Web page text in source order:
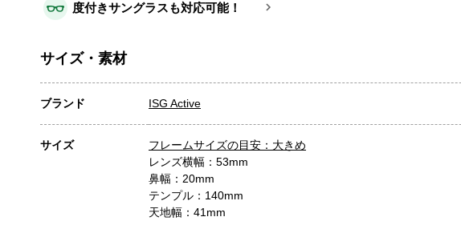
サイズ・素材
ブランド ISG Active
サイズ
フレームサイズの目安：大きめ
レンズ横幅：53mm
鼻幅：20mm
テンプル：140mm
天地幅：41mm
度付きサングラスも対応可能！